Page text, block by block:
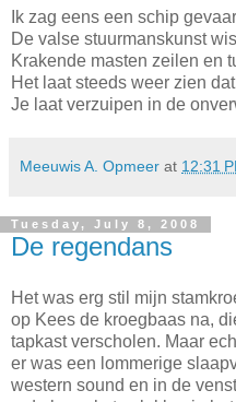
Ik zag eens een schip
De valse stuurmanskunst
Krakende masten zeilen en
Het laat steeds weer zien
Je laat verzuipen in de
Meeuwis A. Opmeer at 12:31
Tuesday, July 8, 2008
De regendans
Het was erg stil mijn
op Kees de kroegbaas na,
tapkast verscholen. Maar
er was een lommerige
western sound en in de